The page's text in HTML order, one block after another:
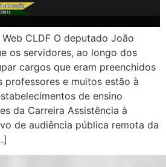
CLDF O deputado João
os servidores, ao longo dos
cargos que eram preenchidos
professores e muitos estão à
de ensino
da Carreira Assistência à
de audiência pública remota da